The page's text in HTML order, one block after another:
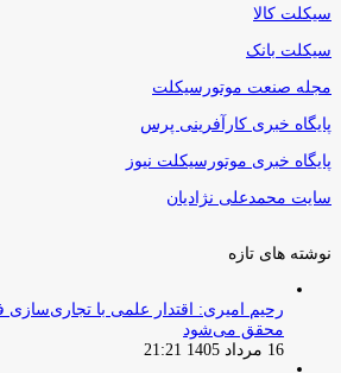
سیکلت کالا
سیکلت بانک
مجله صنعت موتورسیکلت
پایگاه خبری کارآفرینی پرس
پایگاه خبری موتورسیکلت نیوز
سایت محمدعلی نژادیان
نوشته های تازه
رحیم امیری: اقتدار علمی با تجاری‌سازی
محقق می‌شود
16 مرداد 1405 21:21